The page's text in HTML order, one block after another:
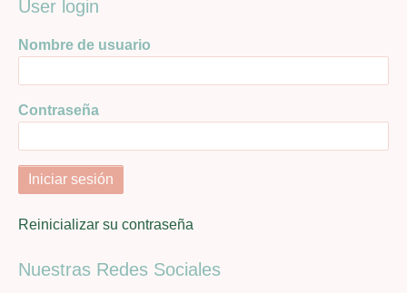
User login
Nombre de usuario
Contraseña
Reinicializar su contraseña
Nuestras Redes Sociales